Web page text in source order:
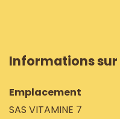
Informations
Emplacement
SAS VITAMINE 7